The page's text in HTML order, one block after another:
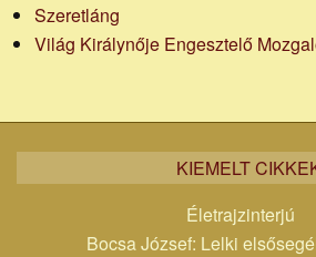
Szeretláng
Világ Királynője Engesztelő
KIEMELT
Életrajzinterjú
Bocsa József: Lelki